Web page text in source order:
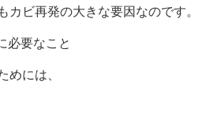
カビ再発の大きな要因なのです。
必要なこと
めには、